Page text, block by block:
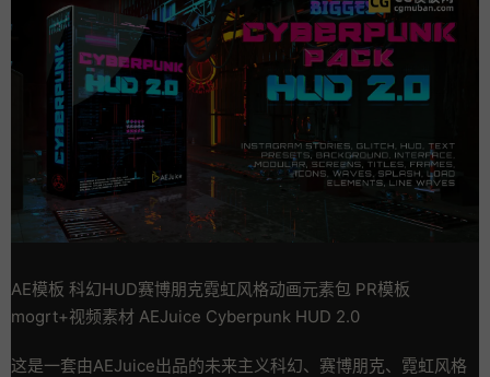
AE模板 科幻HUD赛博朋克霓虹风格动画元素包 PR模板
mogrt+视频素材 AEJuice Cyberpunk HUD 2.0
这是一套由AEJuice出品的未来主义科幻、赛博朋克、霓虹风格